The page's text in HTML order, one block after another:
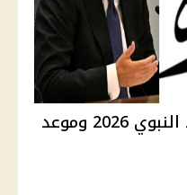
موقف ترحيل إجازة المولد النبوي 2026 وموعد